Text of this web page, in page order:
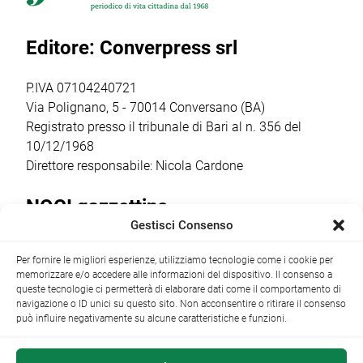
Paola,
ancora una volta
punto […]
del nuovo
che guiderà il
stagione sportiva
2026/2027 […]
bambini dai 5
Editore: Converpress srl
P.IVA 07104240721
Via Polignano, 5 - 70014 Conversano (BA)
Registrato presso il tribunale di Bari al n. 356 del
10/12/1968
Direttore responsabile: Nicola Cardone
NOCI gazzettino
+39 080 4979274|info@nocigazzettino.it Contatti|
Archivio
Gestisci Consenso
Per fornire le migliori esperienze, utilizziamo tecnologie come i cookie per
memorizzare e/o accedere alle informazioni del dispositivo. Il consenso a
queste tecnologie ci permetterà di elaborare dati come il comportamento di
navigazione o ID unici su questo sito. Non acconsentire o ritirare il consenso
può influire negativamente su alcune caratteristiche e funzioni.